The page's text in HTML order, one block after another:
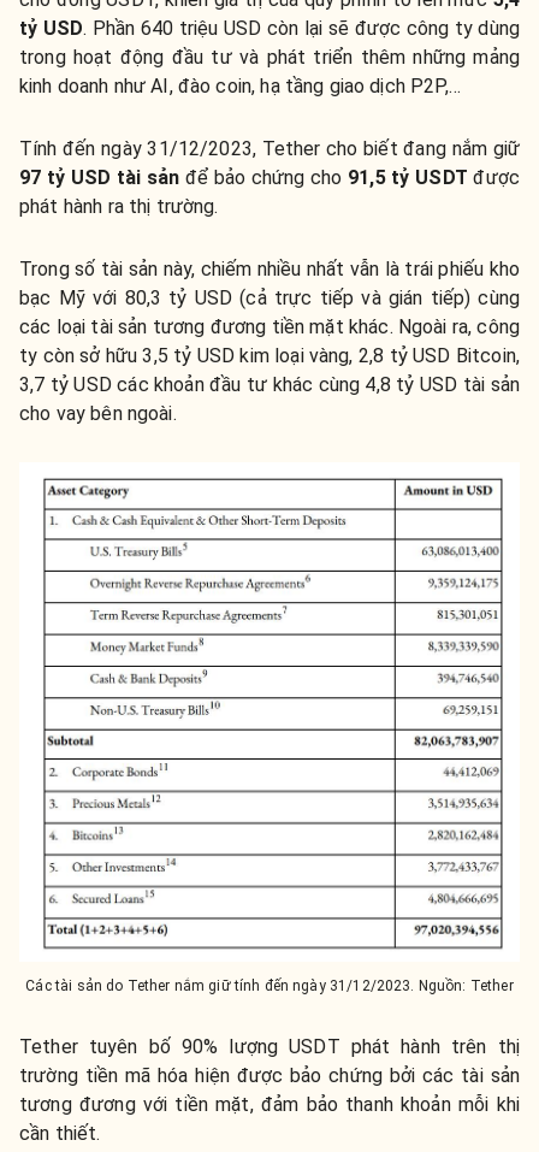
tỷ USD. Phần 640 triệu USD còn lại sẽ được công ty dùng
trong hoạt động đầu tư và phát triển thêm những mảng
kinh doanh như AI, đào coin, hạ tầng giao dịch P2P,…
Tính đến ngày 31/12/2023, Tether cho biết đang nắm giữ
97 tỷ USD tài sản để bảo chứng cho 91,5 tỷ USDT được
phát hành ra thị trường.
Trong số tài sản này, chiếm nhiều nhất vẫn là trái phiếu kho
bạc Mỹ với 80,3 tỷ USD (cả trực tiếp và gián tiếp) cùng
các loại tài sản tương đương tiền mặt khác. Ngoài ra, công
ty còn sở hữu 3,5 tỷ USD kim loại vàng, 2,8 tỷ USD Bitcoin,
3,7 tỷ USD các khoản đầu tư khác cùng 4,8 tỷ USD tài sản
cho vay bên ngoài.
Các tài sản do Tether nắm giữ tính đến ngày 31/12/2023. Nguồn: Tether
Tether tuyên bố 90% lượng USDT phát hành trên thị
trường tiền mã hóa hiện được bảo chứng bởi các tài sản
tương đương với tiền mặt, đảm bảo thanh khoản mỗi khi
cần thiết.